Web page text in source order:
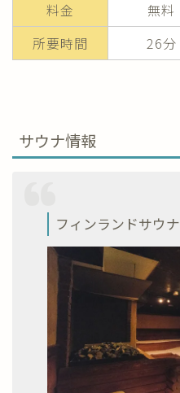
料金 無料
所要時間
26分
サウナ情報
フィンランドサウナ